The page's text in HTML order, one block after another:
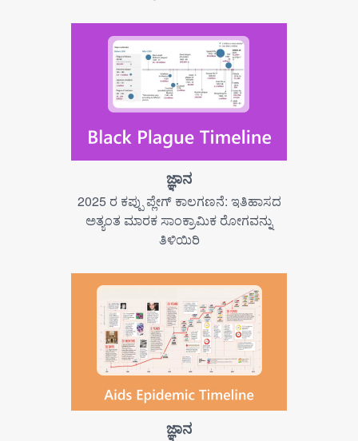
ಜ್ಞಾನ
2025 ರ ಕಪ್ಪು ಪ್ಲೇಗ್ ಕಾಲಗಣನೆ: ಇತಿಹಾಸದ
ಅತ್ಯಂತ ಮಾರಕ ಸಾಂಕ್ರಾಮಿಕ ರೋಗವನ್ನು
ತಿಳಿಯಿರಿ
ಜ್ಞಾನ